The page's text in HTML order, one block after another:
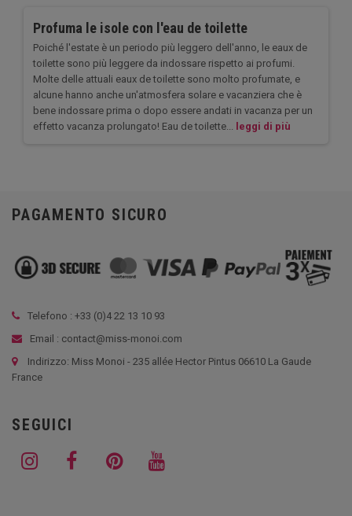
Profuma le isole con l'eau de toilette
Poiché l'estate è un periodo più leggero dell'anno, le eaux de
toilette sono più leggere da indossare rispetto ai profumi.
Molte delle attuali eaux de toilette sono molto profumate, e
alcune hanno anche un'atmosfera solare e vacanziera che è
bene indossare prima o dopo essere andati in vacanza per un
effetto vacanza prolungato! Eau de toilette...
leggi di più
PAGAMENTO SICURO
Telefono : +33 (0)4 22 13 10 93
Email : contact@miss-monoi.com
Indirizzo: Miss Monoi - 235 allée Hector Pintus 06610 La Gaude
France
SEGUICI